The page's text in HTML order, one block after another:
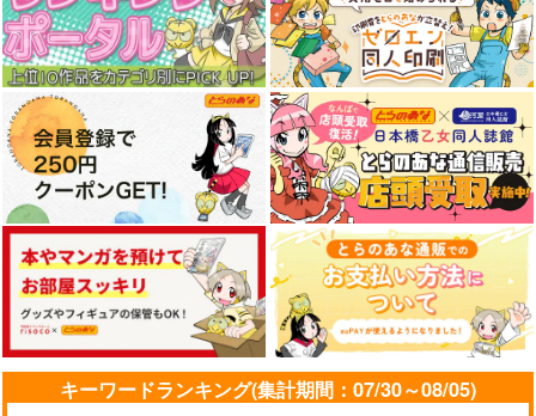
キーワードランキング(集計期間：07/30～08/05)